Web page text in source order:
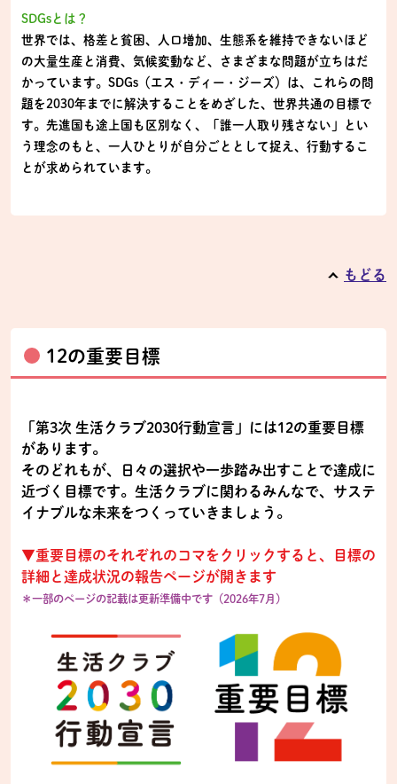
SDGsとは？
世界では、格差と貧困、人口増加、生態系を維持できないほど
の大量生産と消費、気候変動など、さまざまな問題が立ちはだ
かっています。SDGs（エス・ディー・ジーズ）は、これらの問
題を2030年までに解決することをめざした、世界共通の目標で
す。先進国も途上国も区別なく、「誰一人取り残さない」とい
う理念のもと、一人ひとりが自分ごととして捉え、行動するこ
とが求められています。
もどる
12の重要目標
「第3次 生活クラブ2030行動宣言」には12の重要目標
があります。
そのどれもが、日々の選択や一歩踏み出すことで達成に
近づく目標です。生活クラブに関わるみんなで、サステ
イナブルな未来をつくっていきましょう。
▼重要目標のそれぞれのコマをクリックすると、目標の
詳細と達成状況の報告ページが開きます
＊一部のページの記載は更新準備中です（2026年7月）